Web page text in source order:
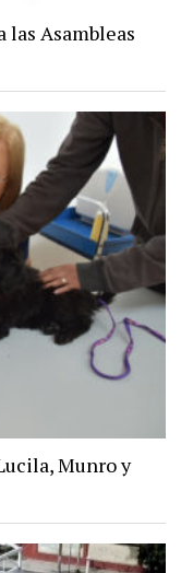
las Asambleas
Munro y